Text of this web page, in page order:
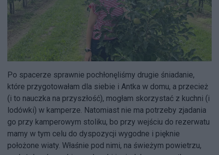
Po spacerze sprawnie pochłonęliśmy drugie śniadanie,
które przygotowałam dla siebie i Antka w domu, a przecież
(i to nauczka na przyszłość), mogłam skorzystać z kuchni (i
lodówki) w kamperze. Natomiast nie ma potrzeby zjadania
go przy kamperowym stoliku, bo przy wejściu do rezerwatu
mamy w tym celu do dyspozycji wygodne i pięknie
położone wiaty. Właśnie pod nimi, na świeżym powietrzu,